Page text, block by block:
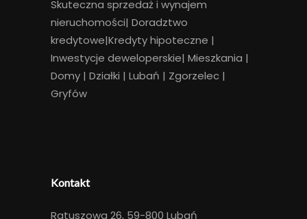
Skuteczna sprzedaż i wynajem
nieruchomości| Doradztwo
kredytowe|Kredyty hipoteczne |
Inwestycje deweloperskie| Mieszkania |
Domy | Działki | Lubań | Zgorzelec |
Gryfów
Kontakt
Ratuszowa 26, 59-800 Lubań